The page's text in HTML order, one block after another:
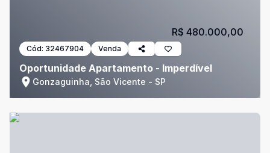
Cód: 32467904 Venda
Oportunidade Apartamento - Imperdível
Gonzaguinha, São Vicente - SP
R$ 480.000,00